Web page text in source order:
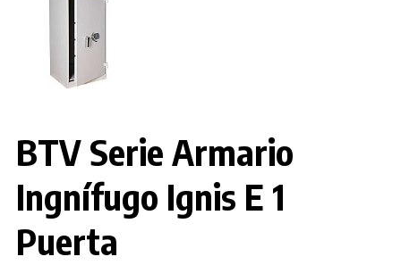
BTV Serie Armario
Ingnífugo Ignis E 1
Puerta